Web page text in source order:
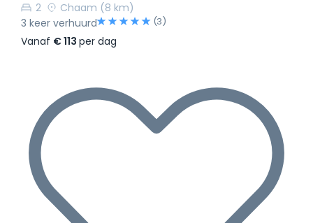
2
Chaam (8 km)
3 keer verhuurd
(3)
Vanaf € 113 per dag